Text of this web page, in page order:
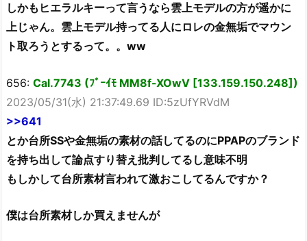
しかもヒエラルキーって言うなら雲上モデルの方が遥かに
上じゃん。雲上モデル持ってる人にロレの金無垢でマウン
ト取ろうとするって。。ww
656: Cal.7743 (ﾌﾞｰｲﾓ MM8f-XOwV [133.159.150.248])
2023/05/31(水) 21:37:49.69 ID:5zUfYRVdM
>>641
とか台所SSや金無垢の素材の話してるのにPPAPのブランド
を持ち出して論点すり替え批判してるし意味不明
もしかして台所素材言われて激おこしてるんですか？
僕は台所素材しか買えませんが